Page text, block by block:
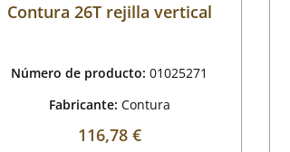
Contura 26T rejilla vertical
Número de producto: 01025271
Fabricante: Contura
Precio normal:
116,78 €